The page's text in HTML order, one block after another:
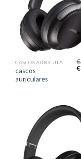
cascos
auriculares
€
€